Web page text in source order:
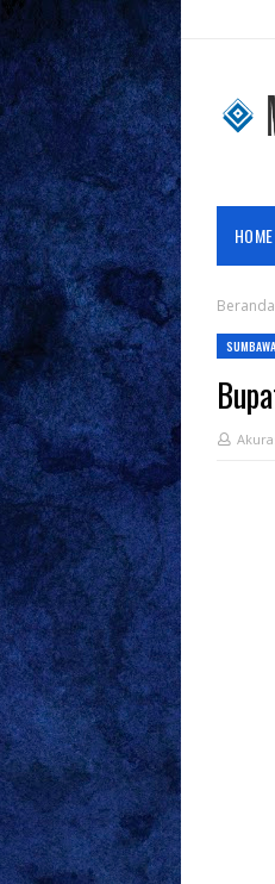
HOME
Beranda
SUMBAWA